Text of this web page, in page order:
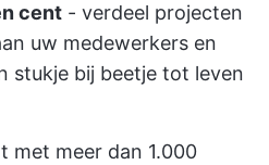
cent - verdeel projecten
uw medewerkers en
stukje bij beetje tot leven
met meer dan 1.000